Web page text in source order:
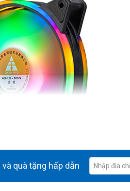
quà tặng hấp dẫn